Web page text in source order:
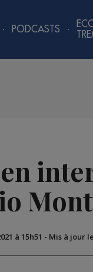
PODCASTS
à 15h51 - Mis à jour